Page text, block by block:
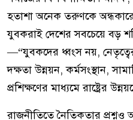
হতাশা অনেক তরুণকে
যুবকরাই দেশের সবচেয়ে বড়
—“যুবকদের ধ্বংস নয়,
দক্ষতা উন্নয়ন, কর্মসংস্থান,
প্রশিক্ষণের মাধ্যমে রাষ্ট্রের
রাজনীতিতে নৈতিকতার